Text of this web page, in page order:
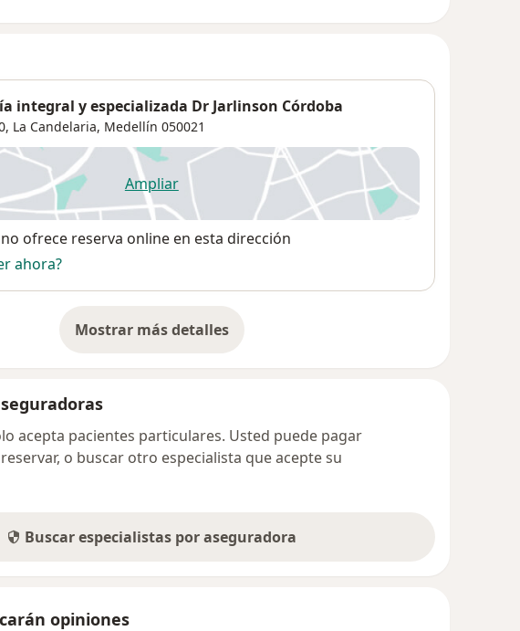
integral y especializada Dr Jarlinson Córdoba
La Candelaria, Medellín 050021
Ampliarse abre en una nueva pestaña
ofrece reserva online en esta dirección
ahora?
Mostrar más detalles
sobre la dirección
acepta pacientes particulares. Usted puede pagar
o buscar otro especialista que acepte su
Buscar especialistas por aseguradora
opiniones